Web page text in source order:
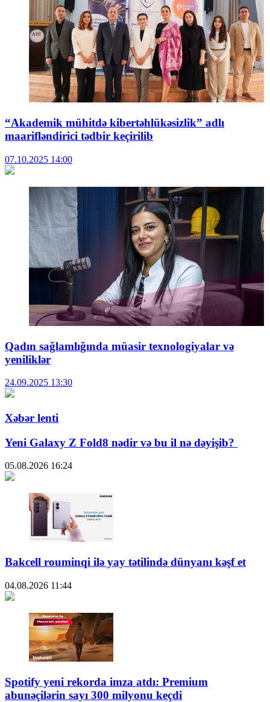
“Akademik mühitdə kibertəhlükəsizlik” adlı
maarifləndirici tədbir keçirilib
07.10.2025 14:00
Qadın sağlamlığında müasir texnologiyalar və
yeniliklər
24.09.2025 13:30
Xəbər lenti
Yeni Galaxy Z Fold8 nədir və bu il nə dəyişib?
05.08.2026 16:24
Bakcell rouminqi ilə yay tətilində dünyanı kəşf et
04.08.2026 11:44
Spotify yeni rekorda imza atdı: Premium
abunəçilərin sayı 300 milyonu keçdi